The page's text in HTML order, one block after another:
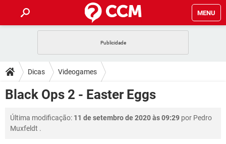
MENU
CELULAR
OUTLOOK EXCEL
GUIA DE COMPRAS
DICAS
JOGOS
CELULAR FACEBOOK
OUTLOOK EXCEL
DOWNLOADS
CELULAR
FÓRUM
Dicas Videogames
Black Ops 2 - Easter Eggs
Última modificação: 11 de setembro de 2020 às 09:29 por Pedro
Muxfeldt .